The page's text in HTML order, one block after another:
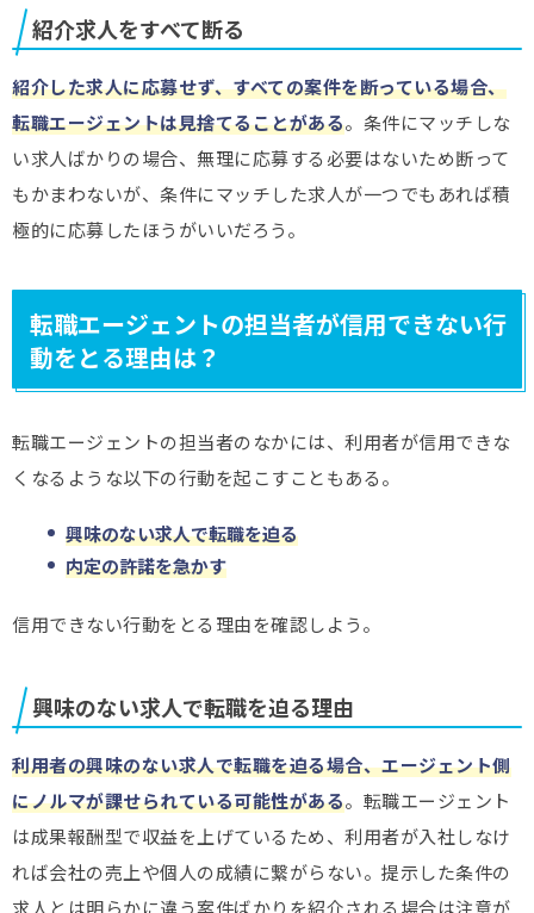
紹介求人をすべて断る
紹介した求人に応募せず、すべての案件を断っている場合、
転職エージェントは見捨てることがある。条件にマッチしな
い求人ばかりの場合、無理に応募する必要はないため断って
もかまわないが、条件にマッチした求人が一つでもあれば積
極的に応募したほうがいいだろう。
転職エージェントの担当者が信用できない行
動をとる理由は？
転職エージェントの担当者のなかには、利用者が信用できな
くなるような以下の行動を起こすこともある。
興味のない求人で転職を迫る
内定の許諾を急かす
信用できない行動をとる理由を確認しよう。
興味のない求人で転職を迫る理由
利用者の興味のない求人で転職を迫る場合、エージェント側
にノルマが課せられている可能性がある。転職エージェント
は成果報酬型で収益を上げているため、利用者が入社しなけ
れば会社の売上や個人の成績に繋がらない。提示した条件の
求人とは明らかに違う案件ばかりを紹介される場合は注意が